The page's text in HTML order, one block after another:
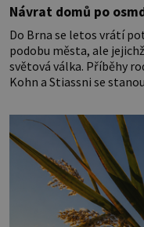
Návrat domů po
Do Brna se letos vrátí
podobu města, ale
světová válka. Příběhy
Kohn a Stiassni se
návraty nejsou
rodinných vyprávění, už